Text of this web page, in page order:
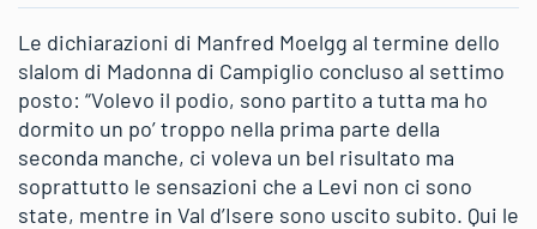
Le dichiarazioni di Manfred Moelgg al termine dello
slalom di Madonna di Campiglio concluso al settimo
posto: “Volevo il podio, sono partito a tutta ma ho
dormito un po’ troppo nella prima parte della
seconda manche, ci voleva un bel risultato ma
soprattutto le sensazioni che a Levi non ci sono
state, mentre in Val d’Isere sono uscito subito. Qui le